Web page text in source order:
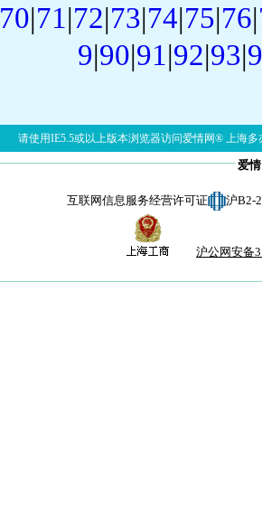
70|71|72|73|74|75|76|
9|90|91|92|93|
请使用IE5.5或以上版本浏览器访问爱情网® 上海多
爱
互联网信息服务经营许可证 沪B2-
沪公网安备